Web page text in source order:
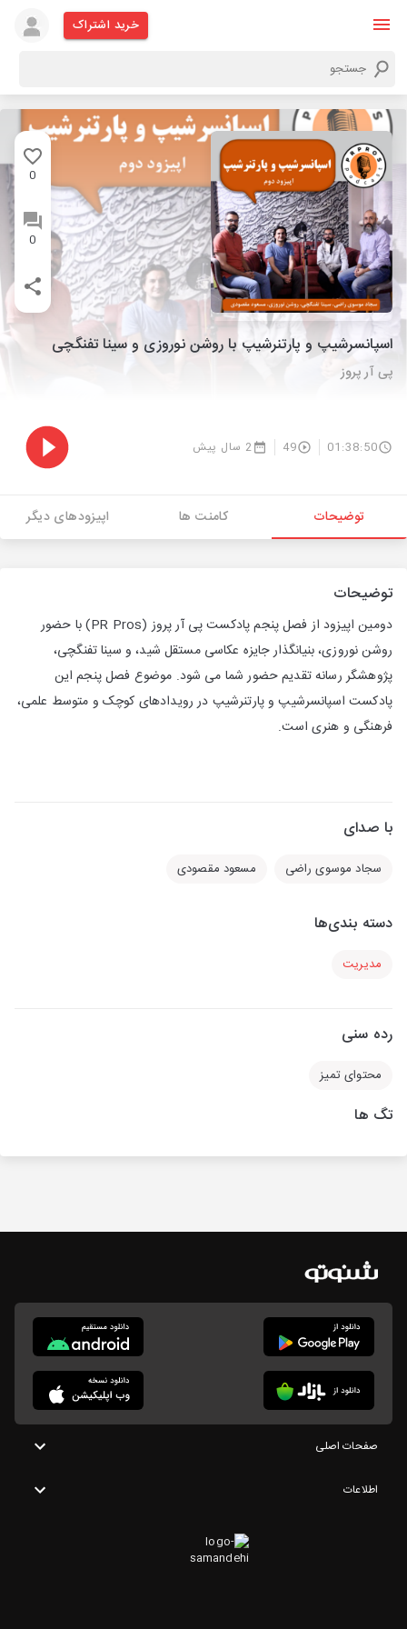
خرید اشتراک
0
0
اسپانسرشیپ و پارتنرشیپ با روشن نوروزی و سینا تفنگچی
پی آر پروز
01:38:50
49 2 سال پیش
توضیحات کامنت ها اپیزودهای دیگر
توضیحات
دومین اپیزود از فصل پنجم پادکست پی آر پروز (PR Pros) با حضور
روشن نوروزی، بنیانگذار جایزه عکاسی مستقل شید، و سینا تفنگچی،
پژوهشگر رسانه تقدیم حضور شما می شود. موضوع فصل پنجم این
پادکست اسپانسرشیپ و پارتنرشیپ در رویدادهای کوچک و متوسط علمی،
فرهنگی و هنری است.
با صدای
سجاد موسوی راضی مسعود مقصودی
دسته بندی‌ها
مدیریت
رده سنی
محتوای تمیز
تگ ها
صفحات اصلی
اطلاعات